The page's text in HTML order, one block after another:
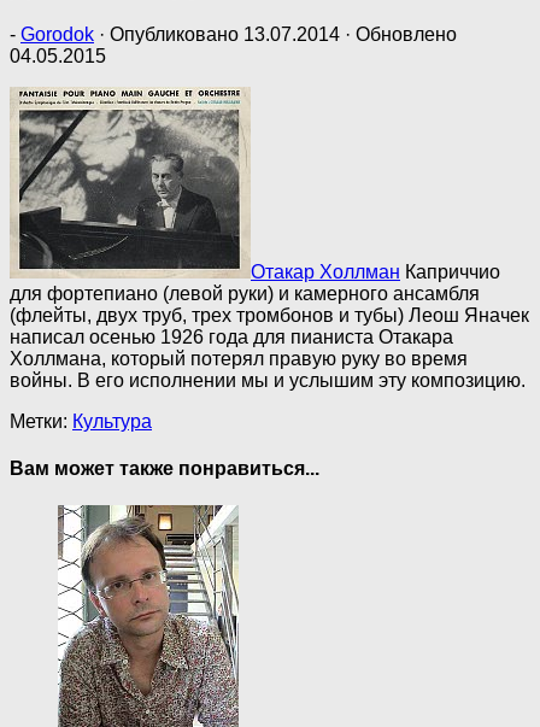
- Gorodok · Опубликовано 13.07.2014 · Обновлено
04.05.2015
Отакар Холлман Каприччио
для фортепиано (левой руки) и камерного ансамбля
(флейты, двух труб, трех тромбонов и тубы) Леош Яначек
написал осенью 1926 года для пианиста Отакара
Холлмана, который потерял правую руку во время
войны. В его исполнении мы и услышим эту композицию.
Метки: Культура
Вам может также понравиться...